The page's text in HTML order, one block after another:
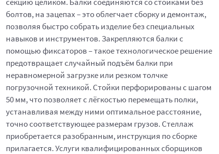
болтов, на зацепах – это облегчает сборку и демонтаж,
позволяя быстро собрать изделие без специальных
навыков и инструментов. Закрепляются балки с
помощью фиксаторов – такое технологическое решение
предотвращает случайный подъём балки при
неравномерной загрузке или резком толчке
погрузочной техникой. Стойки перфорированы с шагом
50 мм, что позволяет с лёгкостью перемещать полки,
устанавливая между ними оптимальное расстояние,
точно соответствующее размерам грузов. Стеллаж
приобретается разобранным, инструкция по сборке
прилагается. Услуги квалифицированных сборщиков